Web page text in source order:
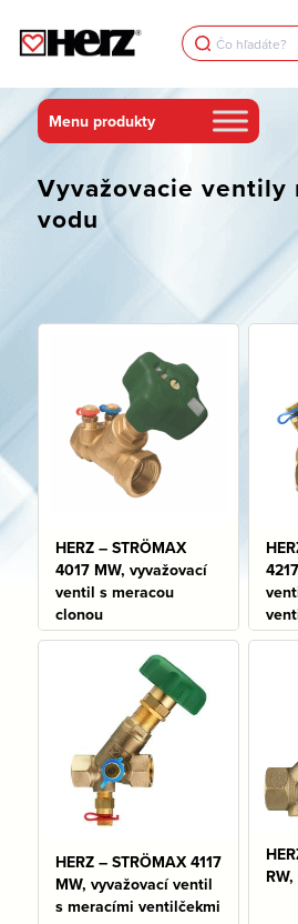
Search
for:
Vyvažovacie ventily
vodu
HERZ – STRÖMAX
4017 MW, vyvažovací
ventil s meracou
clonou
HERZ – STRÖMAX 4117
MW, vyvažovací ventil
s meracími ventilčekmi